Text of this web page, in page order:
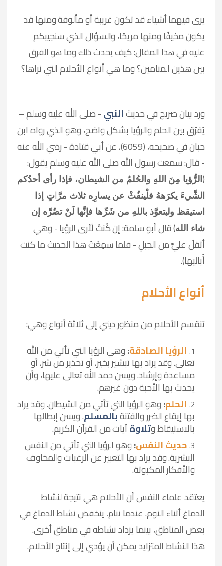
يرى فيهما أشياء قد تكون غريبة أو مألوفة ومنها قد
يكون مخيفًا ومنها مريحًا، والسؤال الذي سنجيبكم
عليه في هذا المقال: كيف يحدث ذلك وما هو الفرق
بين هذين المنامين؟ وما هي أنواع الأحلام التي نراها؟
ورد بيان صريح في حديثالنبي- صلى الله عليه وسلم –
يُفرّق بين الحلم والرؤيا بشكل واضح، وهو الذي رواه ابن
حبان في صحيحه، (6059)، عن أبي قتادة - رضي الله عنه
- قال: سمعت رسول الله صلى الله عليه وسلم يقول:
( الرُّؤيا مِنَ اللهِ والحُلمُ من الشيطان، فإذا رأى أحدُكم
الشَّيءَ يكرَههُ فلْينفُثْ عن يسارِه ثلاث مرَّاتٍ إذا
استيقظ وليتعوَّذ باللهِ من شَرِّها فإنَّها لَنْ تضُرَّه إن
شاء الله) قال أبو سلمة: إن كُنتُ لَأرى الرؤيا - وهي
أثقلُ عليَّ من الجبلِ - فلما سمِعْتُ هذا الحديث ما كنت
أُباليها).
أنواع الأحلام
تنقسم الأحلام من منظور ديني إلى ثلاثة أنواع وهي:
الرؤيا الصادقة:وهي الرؤيا التي تأتي من الله
تعالى. وقد يراد بها تبشير بخير، أو تحذير من شر، أو
مساعدة وإرشاد. ويسن حمد الله تعالى عليها، وأن
يحدث بها الأحبة دون غيرهم.
الحلم:وهو الرؤيا التي تأتي من الشيطان. وقد يراد
بها إيقاع الضرر والفتنةبالمسلم. ويسن إبطالها
بالاستيقاظ وتلاوةآيات من القرآن الكريم.
حديث النفس:وهو الرؤيا التي تأتي من النفس
البشرية. وقد يراد بها التعبير عن الرغبات والمخاوف
والأفكار المكبوتة.
يعتقد علماء النفس أن الأحلام هي نتيجة لنشاط
الدماغ أثناء النوم. عندما ننام، ينخفض نشاط الدماغ في
بعض المناطق، بينما يزداد نشاطه في مناطق أخرى.
هذا النشاط المتزايد يمكن أن يؤدي إلى إنتاج الأحلام.